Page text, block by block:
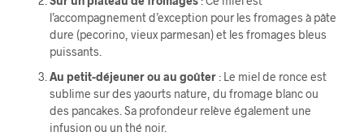
l’accompagnement d’exception pour les fromages à pâte
dure (pecorino, vieux parmesan) et les fromages bleus
puissants.
Au petit-déjeuner ou au goûter: Le miel de ronce est
sublime sur des yaourts nature, du fromage blanc ou
des pancakes. Sa profondeur relève également une
infusion ou un thé noir.